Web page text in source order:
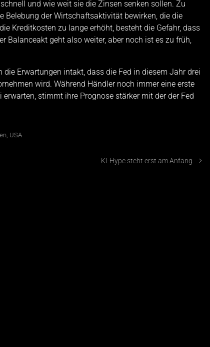
und wie weit sie die Zinsen senken sollen. Zu
Belebung der Wirtschaftsaktivität bewirken, die die
Kreditkosten zu lange erhöht, besteht die Gefahr, dass
Balanceakt geht also weiter, aber noch ist es zu früh,
Erwartungen intakt, dass die Fed in diesem Jahr drei
wird. Während Händler noch immer eine erste
stimmt ihre Prognose stärker mit der der Fed
, USA
KI-Hype steht erst am Anfang